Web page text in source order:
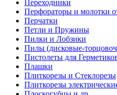
Переходники
Перфораторы и молотки
Перчатки
Петли и Пружины
Пилки и Лобзики
Пилы (дисковые-
Пистолеты для
Плашки
Плиткорезы и Стеклорезы
Плиткорезы